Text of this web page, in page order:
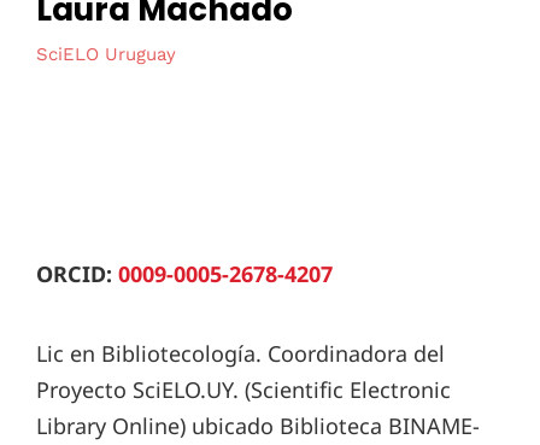
Laura Machado
SciELO Uruguay
ORCID: 0009-0005-2678-4207
Lic en Bibliotecología. Coordinadora del
Proyecto SciELO.UY. (Scientific Electronic
Library Online) ubicado Biblioteca BINAME-